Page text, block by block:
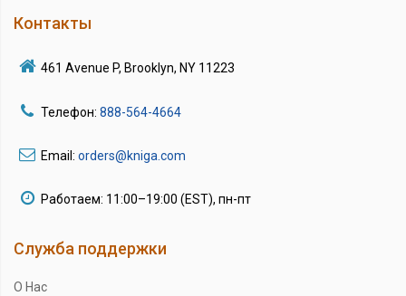
Контакты
461 Avenue P, Brooklyn, NY 11223
Телефон: 888-564-4664
Email: orders@kniga.com
Работаем: 11:00–19:00 (EST), пн-пт
Служба поддержки
О Нас